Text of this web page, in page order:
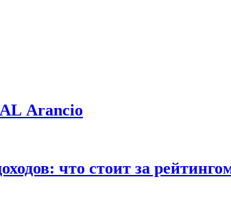
Arancio
что стоит за